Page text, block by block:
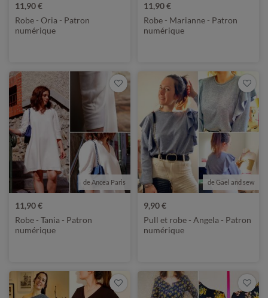
11,90 €
Robe - Oria - Patron
numérique
11,90 €
Robe - Marianne - Patron
numérique
de Ancea Paris
11,90 €
Robe - Tania - Patron
numérique
de Gael and sew
9,90 €
Pull et robe - Angela - Patron
numérique